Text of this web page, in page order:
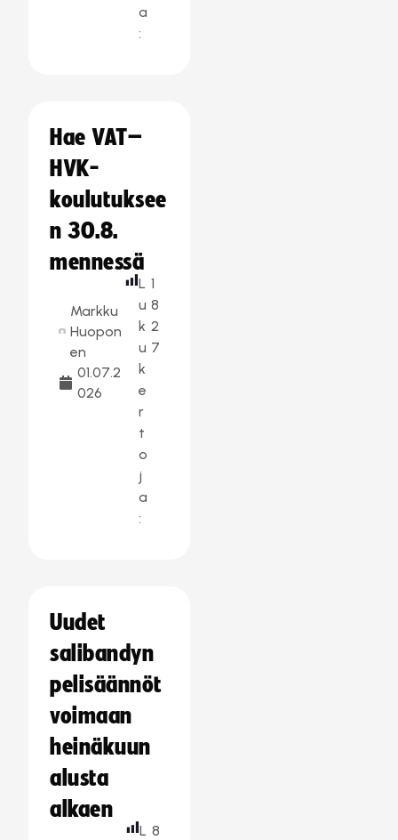
a
:
Hae VAT–
HVK-
koulutuksee
n 30.8.
mennessä
Markku
Huopon
en
01.07.2
026
L
u
k
u
k
e
r
t
o
j
a
:
1
8
2
7
Uudet
salibandyn
pelisäännöt
voimaan
heinäkuun
alusta
alkaen
L 8